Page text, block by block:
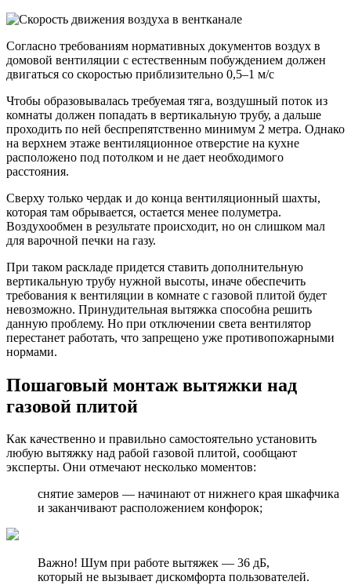
Согласно требованиям нормативных документов воздух в
домовой вентиляции с естественным побуждением должен
двигаться со скоростью приблизительно 0,5–1 м/с
Чтобы образовывалась требуемая тяга, воздушный поток из
комнаты должен попадать в вертикальную трубу, а дальше
проходить по ней беспрепятственно минимум 2 метра. Однако
на верхнем этаже вентиляционное отверстие на кухне
расположено под потолком и не дает необходимого
расстояния.
Сверху только чердак и до конца вентиляционный шахты,
которая там обрывается, остается менее полуметра.
Воздухообмен в результате происходит, но он слишком мал
для варочной печки на газу.
При таком раскладе придется ставить дополнительную
вертикальную трубу нужной высоты, иначе обеспечить
требования к вентиляции в комнате с газовой плитой будет
невозможно. Принудительная вытяжка способна решить
данную проблему. Но при отключении света вентилятор
перестанет работать, что запрещено уже противопожарными
нормами.
Пошаговый монтаж вытяжки над
газовой плитой
Как качественно и правильно самостоятельно установить
любую вытяжку над рабой газовой плитой, сообщают
эксперты. Они отмечают несколько моментов:
снятие замеров — начинают от нижнего края шкафчика
и заканчивают расположением конфорок;
Важно! Шум при работе вытяжек — 36 дБ,
который не вызывает дискомфорта пользователей.